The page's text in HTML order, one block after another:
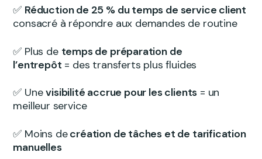
✅ Réduction de 25 % du temps de service client
consacré à répondre aux demandes de routine
✅ Plus de temps de préparation de
l’entrepôt = des transferts plus fluides
✅ Unevisibilité accrue pour les clients = un
meilleur service
✅ Moins decréation de tâches et de tarification
manuelles